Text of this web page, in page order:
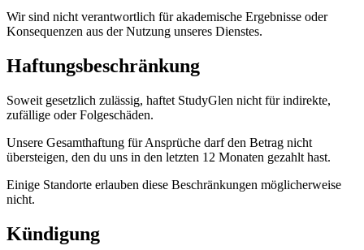
Wir sind nicht verantwortlich für akademische Ergebnisse oder
Konsequenzen aus der Nutzung unseres Dienstes.
Haftungsbeschränkung
Soweit gesetzlich zulässig, haftet StudyGlen nicht für indirekte,
zufällige oder Folgeschäden.
Unsere Gesamthaftung für Ansprüche darf den Betrag nicht
übersteigen, den du uns in den letzten 12 Monaten gezahlt hast.
Einige Standorte erlauben diese Beschränkungen möglicherweise
nicht.
Kündigung